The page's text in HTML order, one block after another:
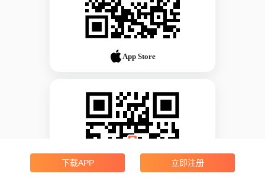
App Store
下载APP 立即注册